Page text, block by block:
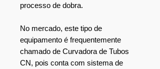
processo de dobra.
No mercado, este tipo de
equipamento é frequentemente
chamado de Curvadora de Tubos
CN, pois conta com sistema de